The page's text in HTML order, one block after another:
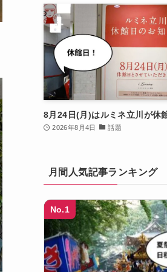
8月24日(月)はルミネ立川が休
2026年8月4日 話題
月間人気記事ランキング
No.1